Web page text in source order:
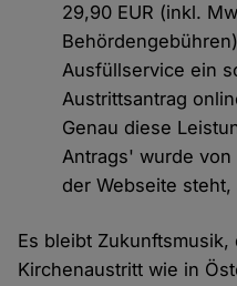
29,90 EUR (inkl.
Ausfüllservice ein
Austrittsantrag
Genau diese
Antrags' wurde
der Webseite
Es bleibt
Kirchenaustritt wie in